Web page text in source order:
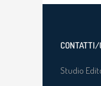
CONTATTI/
Studio